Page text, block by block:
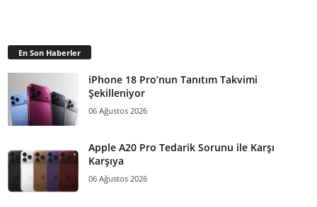
En Son Haberler
iPhone 18 Pro’nun Tanıtım Takvimi
Şekilleniyor
06 Ağustos 2026
Apple A20 Pro Tedarik Sorunu ile Karşı
Karşıya
06 Ağustos 2026